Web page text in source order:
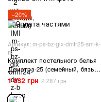
−20%
Артикул: m-ps-bz-glx-dmtr25-sm-k-
m
Комплект постельного белья
Деметра-25 (семейный, бязь
gold lux, наволочки: 50х70 см
2 шт и 70х70 см 2 шт,
одуванчики, молочный) IMI
1 832 грн 2 287 грн